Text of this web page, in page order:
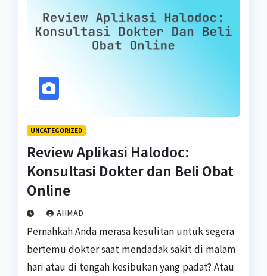
UNCATEGORIZED
Review Aplikasi Halodoc:
Konsultasi Dokter dan Beli Obat
Online
AHMAD
Pernahkah Anda merasa kesulitan untuk segera
bertemu dokter saat mendadak sakit di malam
hari atau di tengah kesibukan yang padat? Atau